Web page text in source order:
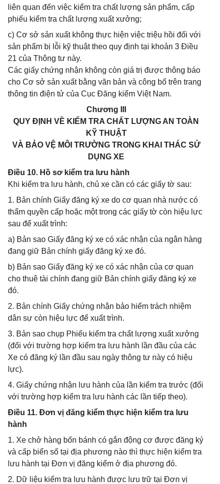
liên quan đến việc kiểm tra chất lượng sản phẩm, cấp
phiếu kiểm tra chất lượng xuất xưởng;
c) Cơ sở sản xuất không thực hiện việc triệu hồi đối với
sản phẩm bị lỗi kỹ thuật theo quy định tại khoản 3 Điều
21 của Thông tư này.
Các giấy chứng nhận không còn giá trị được thông báo
cho Cơ sở sản xuất bằng văn bản và công bố trên trang
thông tin điện tử của Cục Đăng kiểm Việt Nam.
Chương III
QUY ĐỊNH VỀ KIỂM TRA CHẤT LƯỢNG AN TOÀN
KỸ THUẬT
VÀ BẢO VỆ MÔI TRƯỜNG TRONG KHAI THÁC SỬ
DỤNG XE
Điều 10. Hồ sơ kiểm tra lưu hành
Khi kiểm tra lưu hành, chủ xe cần có các giấy tờ sau:
1. Bản chính Giấy đăng ký xe do cơ quan nhà nước có
thẩm quyền cấp hoặc một trong các giấy tờ còn hiệu lực
sau để xuất trình:
a) Bản sao Giấy đăng ký xe có xác nhận của ngân hàng
đang giữ Bản chính giấy đăng ký xe đó.
b) Bản sao Giấy đăng ký xe có xác nhận của cơ quan
cho thuê tài chính đang giữ Bản chính giấy đăng ký xe
đó.
2. Bản chính Giấy chứng nhận bảo hiểm trách nhiệm
dân sự còn hiệu lực để xuất trình.
3. Bản sao chụp Phiếu kiểm tra chất lượng xuất xưởng
(đối với trường hợp kiểm tra lưu hành lần đầu của các
Xe có đăng ký lần đầu sau ngày thông tư này có hiệu
lực).
4. Giấy chứng nhận lưu hành của lần kiểm tra trước (đối
với trường hợp kiểm tra lưu hành các lần tiếp theo).
Điều 11. Đơn vị đăng kiểm thực hiện kiểm tra lưu
hành
1. Xe chở hàng bốn bánh có gắn động cơ được đăng ký
và cấp biển số tại địa phương nào thì thực hiện kiểm tra
lưu hành tại Đơn vị đăng kiểm ở địa phương đó.
2. Dữ liệu kiểm tra lưu hành được lưu trữ tại Đơn vị